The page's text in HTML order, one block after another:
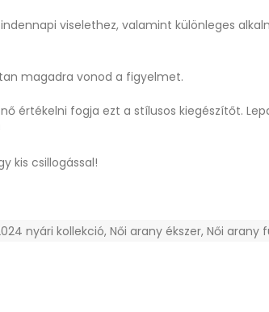
viselethez, valamint különleges
magadra vonod a figyelmet.
értékelni fogja ezt a stílusos kiegészítőt.
kis csillogással!
nyári kollekció, Női arany ékszer, Női arany